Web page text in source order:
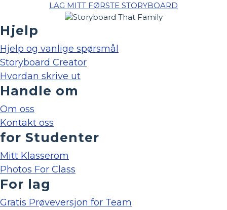
LAG MITT FØRSTE STORYBOARD
Hjelp
Hjelp og vanlige spørsmål
Storyboard Creator
Hvordan skrive ut
Handle om
Om oss
Kontakt oss
for Studenter
Mitt Klasserom
Photos For Class
For lag
Gratis Prøveversjon for Team